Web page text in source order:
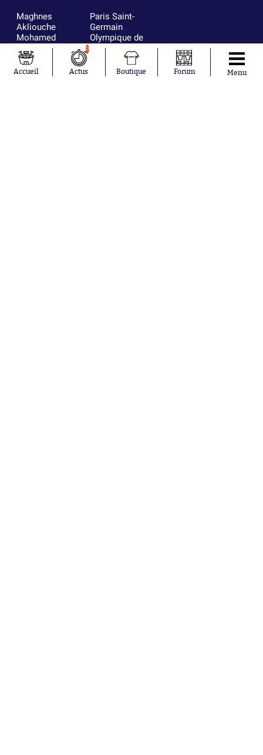
Maghnes
Akliouche
Mohamed
Salah
Lionel Messi
Ferrán Torres
Kilian Corredor
Paris Saint-
Germain
Olympique de
Marseille
Real Madrid
Olympique
Accueil
0
Actus Boutique Forum Menu